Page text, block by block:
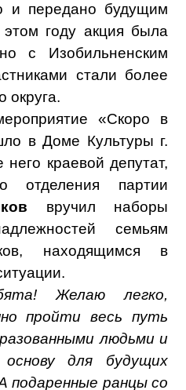
и передано будущим
году акция была
с Изобильненским
стали более
округа.
«Скоро в
в Доме Культуры г.
краевой депутат,
отделения партии
вручил наборы
семьям
находящимся в
Желаю легко,
пройти весь путь
людьми и
для будущих
подаренные ранцы со